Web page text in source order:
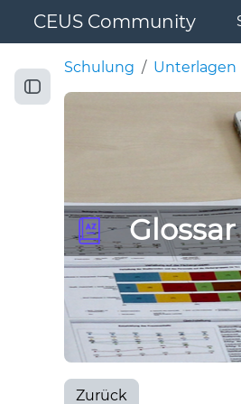
CEUS Community
Kursindex öffnen
Schulung Unterlagen
Zurück